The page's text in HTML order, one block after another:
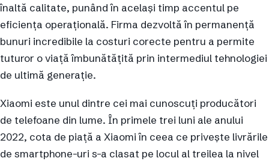
înaltă calitate, punând în același timp accentul pe
eficiența operațională. Firma dezvoltă în permanență
bunuri incredibile la costuri corecte pentru a permite
tuturor o viață îmbunătățită prin intermediul tehnologiei
de ultimă generație.
Xiaomi este unul dintre cei mai cunoscuți producători
de telefoane din lume. În primele trei luni ale anului
2022, cota de piață a Xiaomi în ceea ce privește livrările
de smartphone-uri s-a clasat pe locul al treilea la nivel